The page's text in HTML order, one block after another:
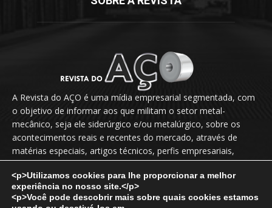
A Revista do AÇO é uma mídia empresarial segmentada, com
o objetivo de informar aos que militam o setor metal-
mecânico, seja ele siderúrgico e/ou metalúrgico, sobre os
acontecimentos reais e recentes do mercado, através de
matérias especiais, artigos técnicos, perfis empresariais,
novidades, lançamentos, releases, entrevistas exclusivas etc.
Fale Conosco:vendas@revistadoaco.com.br
<p>Utilizamos cookies para lhe proporcionar a melhor
experiência no nosso site.</p>
<p>Você pode descobrir mais sobre quais cookies estamos